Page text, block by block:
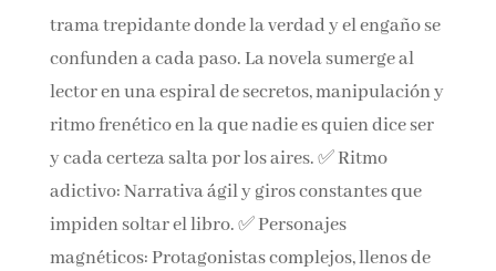
Nuestro Instagram